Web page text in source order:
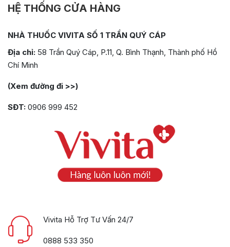
HỆ THỐNG CỬA HÀNG
NHÀ THUỐC VIVITA SỐ 1 TRẦN QUÝ CÁP
Địa chỉ: 58 Trần Quý Cáp, P.11, Q. Bình Thạnh, Thành phố Hồ
Chí Minh
(Xem đường đi >>)
SĐT: 0906 999 452
Vivita Hỗ Trợ Tư Vấn 24/7
0888 533 350